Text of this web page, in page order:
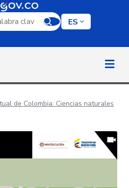
por palabra clave
ES
de Colombia: Ciencias naturales